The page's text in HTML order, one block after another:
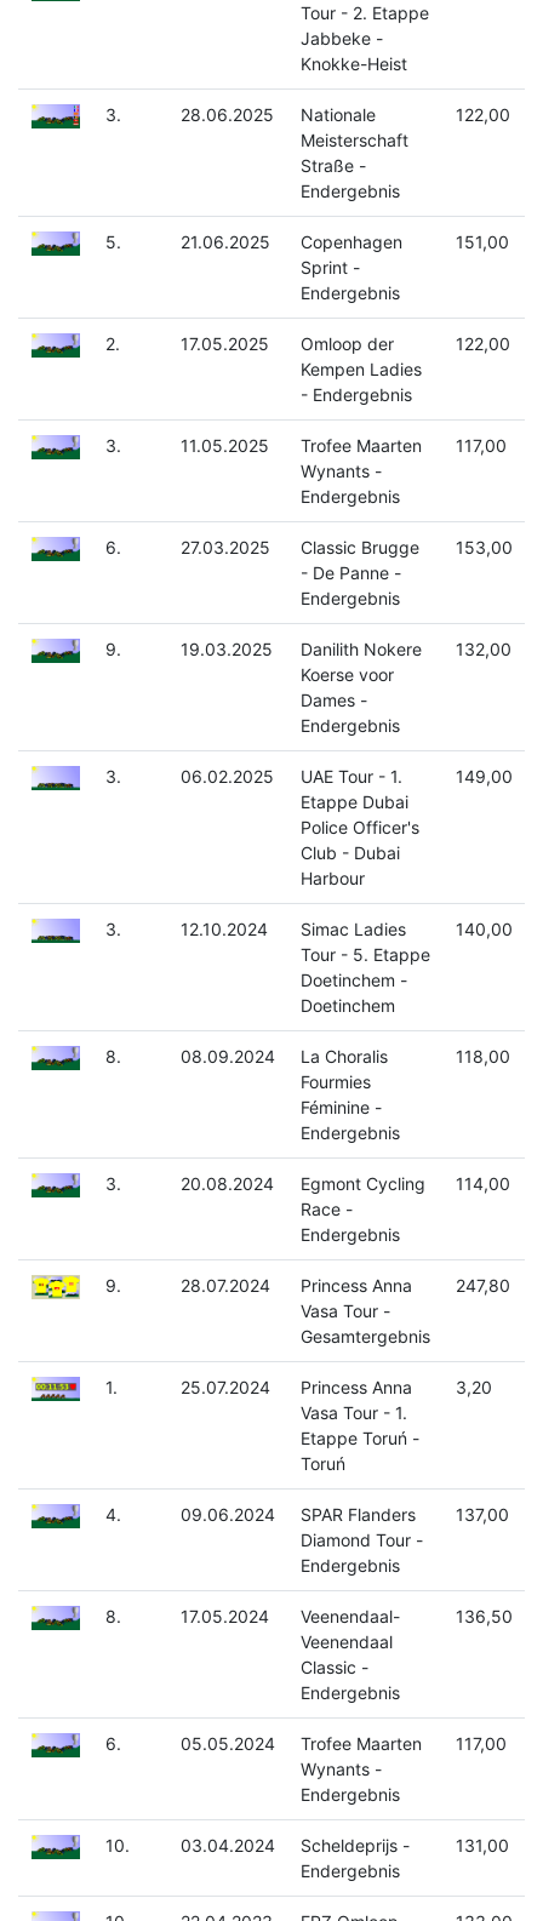
Tour - 2. Etappe
Jabbeke -
Knokke-Heist
3. 28.06.2025
Nationale
Meisterschaft
Straße -
Endergebnis
122,00
5. 21.06.2025
Copenhagen
Sprint -
Endergebnis
151,00
2. 17.05.2025
Omloop der
Kempen Ladies
- Endergebnis
122,00
3. 11.05.2025
Trofee Maarten
Wynants -
Endergebnis
117,00
6. 27.03.2025
Classic Brugge
- De Panne -
Endergebnis
153,00
9. 19.03.2025
Danilith Nokere
Koerse voor
Dames -
Endergebnis
132,00
3. 06.02.2025
UAE Tour - 1.
Etappe Dubai
Police Officer's
Club - Dubai
Harbour
149,00
3. 12.10.2024
Simac Ladies
Tour - 5. Etappe
Doetinchem -
Doetinchem
140,00
8. 08.09.2024
La Choralis
Fourmies
Féminine -
Endergebnis
118,00
3. 20.08.2024
Egmont Cycling
Race -
Endergebnis
114,00
9. 28.07.2024
Princess Anna
Vasa Tour -
Gesamtergebnis
247,80
1. 25.07.2024
Princess Anna
Vasa Tour - 1.
Etappe Toruń -
Toruń
3,20
4. 09.06.2024
SPAR Flanders
Diamond Tour -
Endergebnis
137,00
8. 17.05.2024
Veenendaal-
Veenendaal
Classic -
Endergebnis
136,50
6. 05.05.2024
Trofee Maarten
Wynants -
Endergebnis
117,00
10. 03.04.2024
Scheldeprijs -
Endergebnis
131,00